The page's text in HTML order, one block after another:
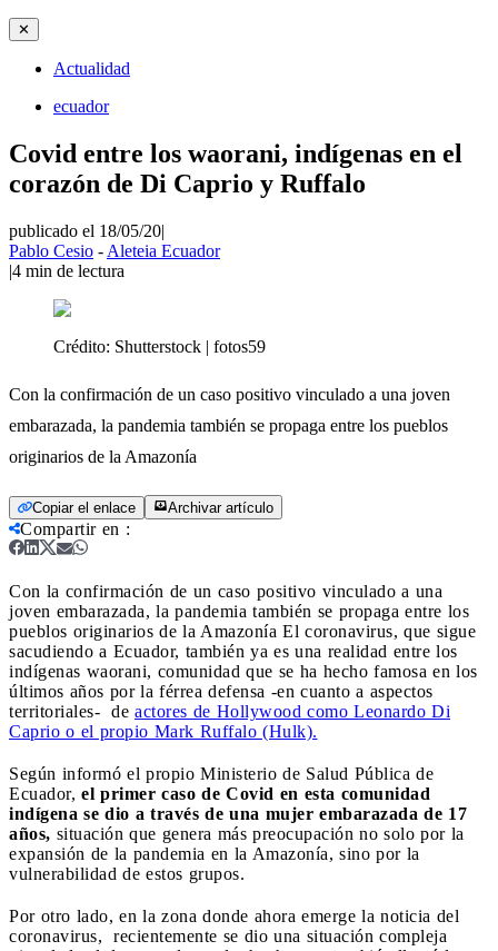
✕
Actualidad
ecuador
Covid entre los waorani, indígenas en el
corazón de Di Caprio y Ruffalo
publicado el 18/05/20|
Pablo Cesio - Aleteia Ecuador
|4 min de lectura
Crédito: Shutterstock | fotos59
Con la confirmación de un caso positivo vinculado a una joven
embarazada, la pandemia también se propaga entre los pueblos
originarios de la Amazonía
Copiar el enlace Archivar artículo
Compartir en :
Con la confirmación de un caso positivo vinculado a una
joven embarazada, la pandemia también se propaga entre los
pueblos originarios de la Amazonía El coronavirus, que sigue
sacudiendo a Ecuador, también ya es una realidad entre los
indígenas waorani, comunidad que se ha hecho famosa en los
últimos años por la férrea defensa -en cuanto a aspectos
territoriales- de actores de Hollywood como Leonardo Di
Caprio o el propio Mark Ruffalo (Hulk).
Según informó el propio Ministerio de Salud Pública de
Ecuador, el primer caso de Covid en esta comunidad
indígena se dio a través de una mujer embarazada de 17
años, situación que genera más preocupación no solo por la
expansión de la pandemia en la Amazonía, sino por la
vulnerabilidad de estos grupos.
Por otro lado, en la zona donde ahora emerge la noticia del
coronavirus, recientemente se dio una situación compleja